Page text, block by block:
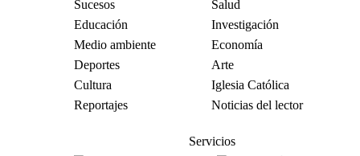
Sucesos
Salud
Educación
Investigación
Medio ambiente
Economía
Deportes
Arte
Cultura
Iglesia Católica
Reportajes
Noticias del lector
Servicios